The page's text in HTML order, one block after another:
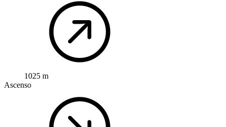
1025 m
Ascenso